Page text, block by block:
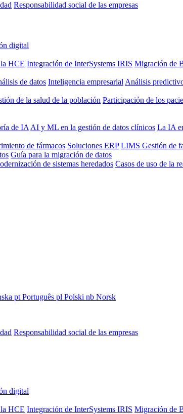
Responsabilidad social de las empresas
digital
HCE Integración de InterSystems IRIS Migración de
de datos Inteligencia empresarial Análisis
de la salud de la población Participación de los
de IA AI y ML en la gestión de datos clínicos La IA
de fármacos Soluciones ERP LIMS Gestión de
Guía para la migración de datos
de sistemas heredados Casos de uso de la
pt Português pl Polski nb Norsk
Responsabilidad social de las empresas
digital
HCE Integración de InterSystems IRIS Migración de